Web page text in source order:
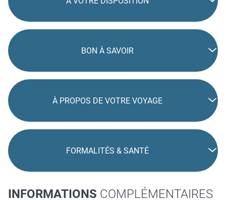
BON À SAVOIR
À PROPOS DE VOTRE VOYAGE
FORMALITÉS & SANTÉ
INFORMATIONS COMPLÉMENTAIRES